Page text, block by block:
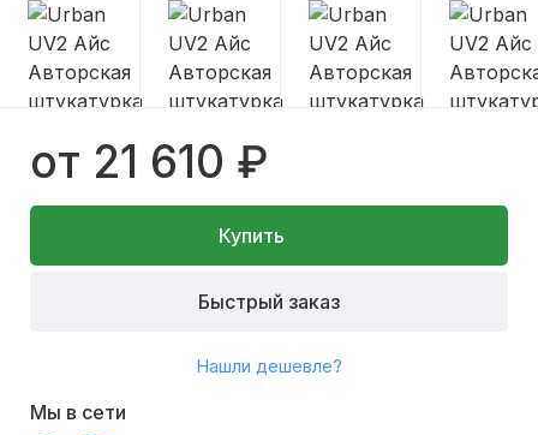
от 21 610 ₽
Купить
Быстрый заказ
Нашли дешевле?
Мы в сети